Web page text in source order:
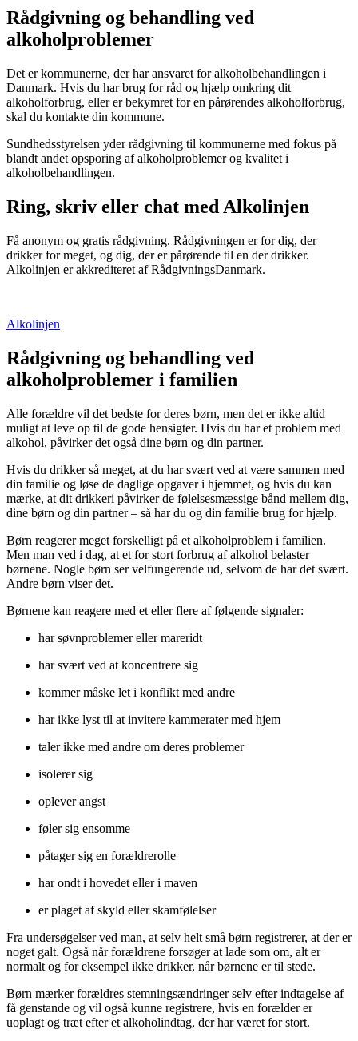
Rådgivning og behandling ved
alkoholproblemer
Det er kommunerne, der har ansvaret for alkoholbehandlingen i
Danmark. Hvis du har brug for råd og hjælp omkring dit
alkoholforbrug, eller er bekymret for en pårørendes alkoholforbrug,
skal du kontakte din kommune.
Sundhedsstyrelsen yder rådgivning til kommunerne med fokus på
blandt andet opsporing af alkoholproblemer og kvalitet i
alkoholbehandlingen.
Ring, skriv eller chat med Alkolinjen
Få anonym og gratis rådgivning. Rådgivningen er for dig, der
drikker for meget, og dig, der er pårørende til en der drikker.
Alkolinjen er akkrediteret af RådgivningsDanmark.
Alkolinjen
Rådgivning og behandling ved
alkoholproblemer i familien
Alle forældre vil det bedste for deres børn, men det er ikke altid
muligt at leve op til de gode hensigter. Hvis du har et problem med
alkohol, påvirker det også dine børn og din partner.
Hvis du drikker så meget, at du har svært ved at være sammen med
din familie og løse de daglige opgaver i hjemmet, og hvis du kan
mærke, at dit drikkeri påvirker de følelsesmæssige bånd mellem dig,
dine børn og din partner – så har du og din familie brug for hjælp.
Børn reagerer meget forskelligt på et alkoholproblem i familien.
Men man ved i dag, at et for stort forbrug af alkohol belaster
børnene. Nogle børn ser velfungerende ud, selvom de har det svært.
Andre børn viser det.
Børnene kan reagere med et eller flere af følgende signaler:
har søvnproblemer eller mareridt
har svært ved at koncentrere sig
kommer måske let i konflikt med andre
har ikke lyst til at invitere kammerater med hjem
taler ikke med andre om deres problemer
isolerer sig
oplever angst
føler sig ensomme
påtager sig en forældrerolle
har ondt i hovedet eller i maven
er plaget af skyld eller skamfølelser
Fra undersøgelser ved man, at selv helt små børn registrerer, at der er
noget galt. Også når forældrene forsøger at lade som om, alt er
normalt og for eksempel ikke drikker, når børnene er til stede.
Børn mærker forældres stemningsændringer selv efter indtagelse af
få genstande og vil også kunne registrere, hvis en forælder er
uoplagt og træt efter et alkoholindtag, der har været for stort.